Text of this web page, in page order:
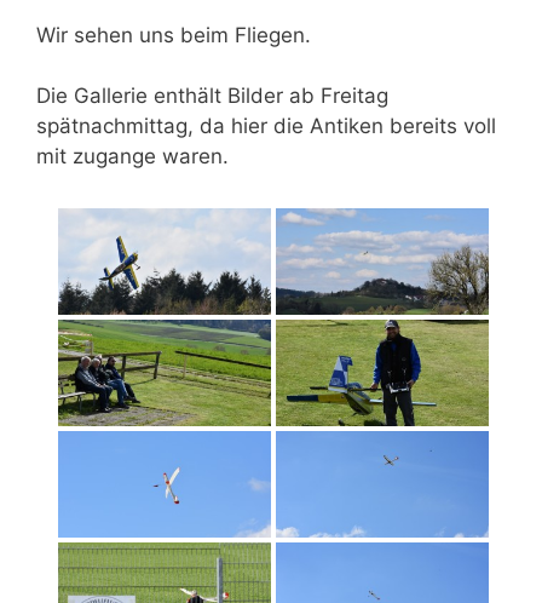
Wir sehen uns beim Fliegen.
Die Gallerie enthält Bilder ab Freitag
spätnachmittag, da hier die Antiken bereits voll
mit zugange waren.